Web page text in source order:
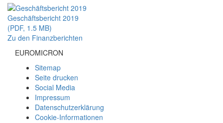
Geschäftsbericht 2019
(PDF, 1.5 MB)
Zu den Finanzberichten
EUROMICRON
Sitemap
Seite drucken
Social Media
Impressum
Datenschutzerklärung
Cookie-Informationen